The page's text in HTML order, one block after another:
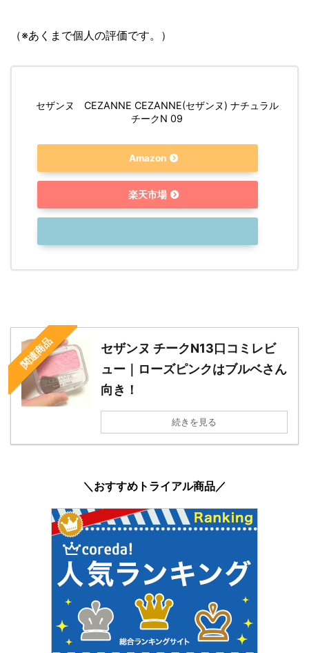
（※あくまで個人の評価です。）
セザンヌ CEZANNE CEZANNE(セザンヌ) ナチュラル
チークN 09
Amazon
楽天市場
関連商品
セザンヌ チークN13口コミレビ
ュー｜ローズピンクはブルベさん
向き！
続きを見る
＼おすすめトライアル商品／